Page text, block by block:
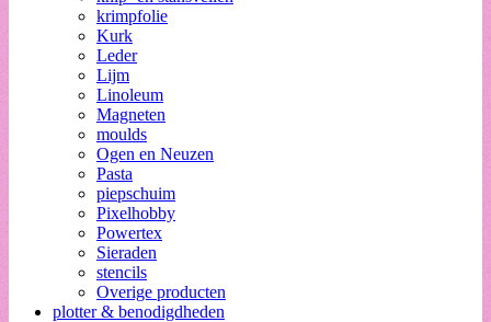
krimpfolie
Kurk
Leder
Lijm
Linoleum
Magneten
moulds
Ogen en Neuzen
Pasta
piepschuim
Pixelhobby
Powertex
Sieraden
stencils
Overige producten
plotter & benodigdheden